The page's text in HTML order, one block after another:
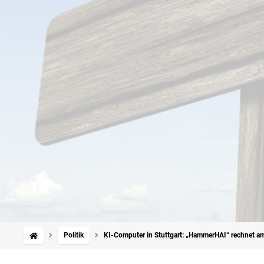
Politik KI-Computer in Stuttgart: „HammerHAI“ rechnet